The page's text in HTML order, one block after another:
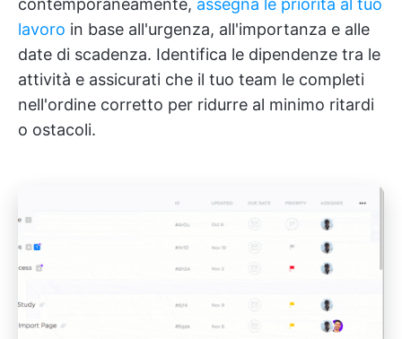
contemporaneamente, assegna le priorità al tuo
lavoro in base all'urgenza, all'importanza e alle
date di scadenza. Identifica le dipendenze tra le
attività e assicurati che il tuo team le completi
nell'ordine corretto per ridurre al minimo ritardi
o ostacoli.